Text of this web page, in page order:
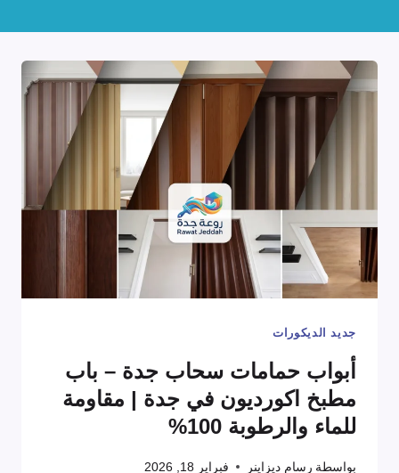
جديد الديكورات
أبواب حمامات سحاب جدة – باب
مطبخ اكورديون في جدة | مقاومة
للماء والرطوبة 100%
بواسطة رسام ديزاينر فبراير 18, 2026